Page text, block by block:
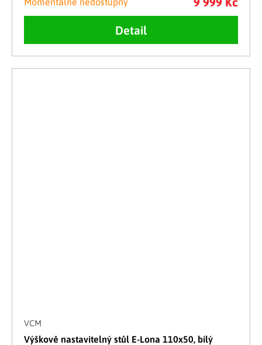
Detail
VCM
Výškově nastavitelný stůl E-Lona 110x50, bílý